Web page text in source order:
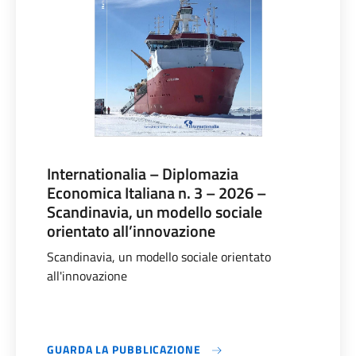
Internationalia – Diplomazia
Economica Italiana n. 3 – 2026 –
Scandinavia, un modello sociale
orientato all’innovazione
Scandinavia, un modello sociale orientato
all'innovazione
GUARDA LA PUBBLICAZIONE